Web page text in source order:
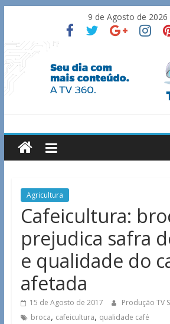
content
9 de Agosto de 2026
TV
Sul
Notícias
Guaxupé
região.
Agricultura
Cafeicultura:
prejudica safra
e qualidade do
afetada
15 de Agosto de 2017 Produção TV
broca, cafeicultura, qualidade café